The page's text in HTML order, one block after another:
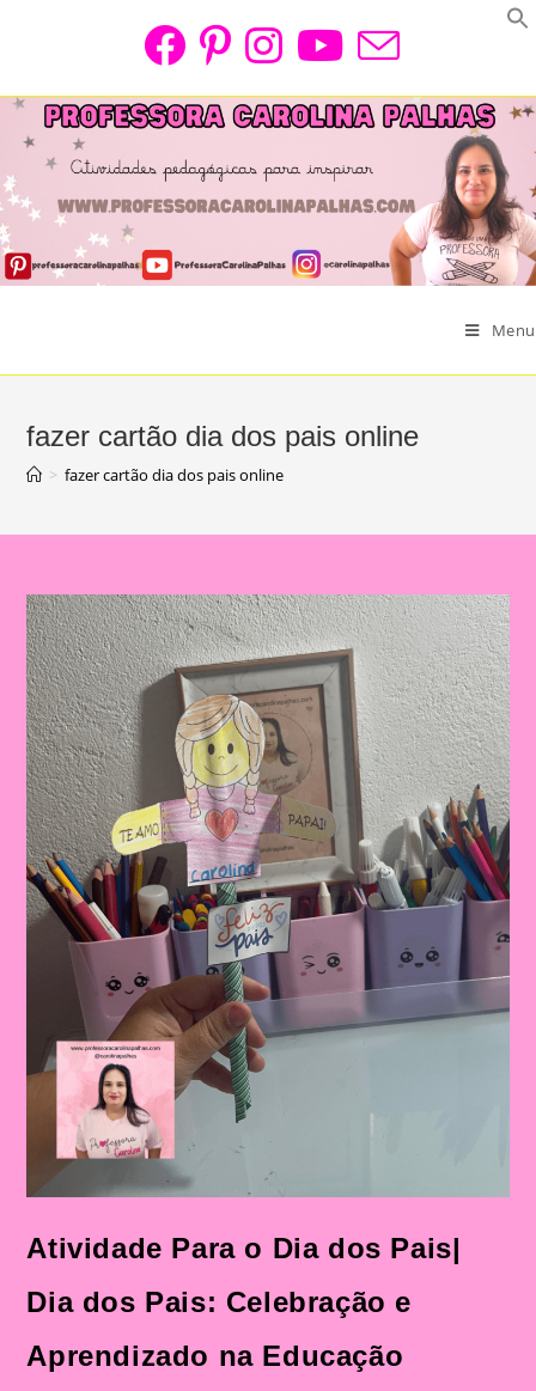
Menu
fazer cartão dia dos pais online
> fazer cartão dia dos pais online
Atividade Para o Dia dos Pais|
Dia dos Pais: Celebração e
Aprendizado na Educação